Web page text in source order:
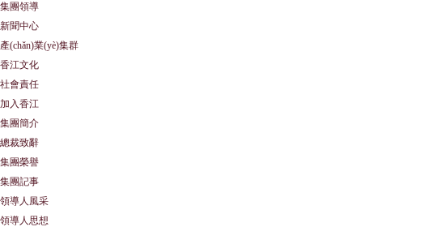
集團領導
新聞中心
產(chǎn)業(yè)集群
香江文化
社會責任
加入香江
集團簡介
總裁致辭
集團榮譽
集團記事
領導人風采
領導人思想